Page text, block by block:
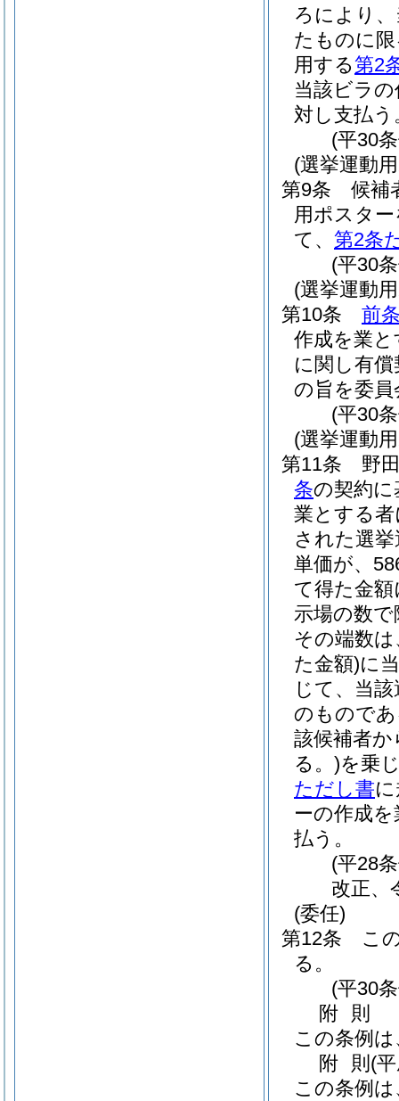
ろにより
たものに
用する第2
当該ビラ
対し支払う
(平30
(選挙運動
第9条
候補
用ポスタ
て、 第2条
(平30
(選挙運動
第10条
前
作成を業
に関し有
の旨を委
(平30
(選挙運動
第11条
野
条の契約
業とする
された選
単価が、
て得た金
示場の数
その端数
た金額)に
じて、当
のもので
該候補者
る。)を乗
ただし書
ーの作成
払う。
(平28
改正、
(委任)
第12条
こ
る。
(平30
附 則
この条例
附 則 (
この条例